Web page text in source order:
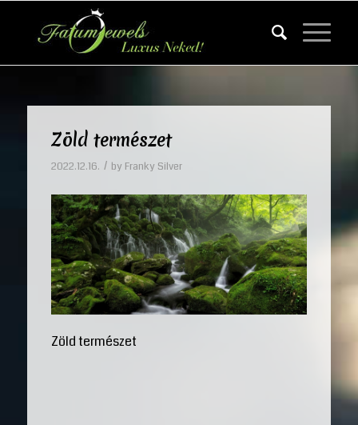
Zöld természet
2022.12.16. / by Franky Silver
Zöld természet